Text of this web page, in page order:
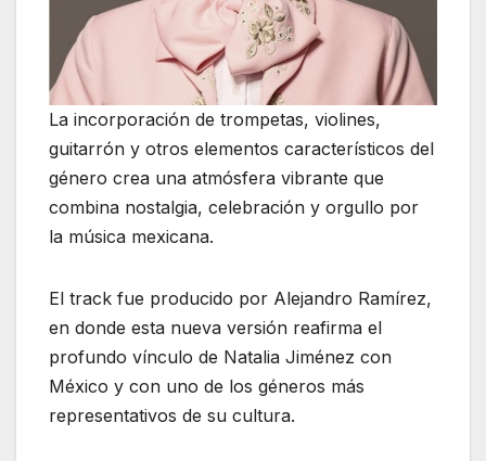
La incorporación de trompetas, violines,
guitarrón y otros elementos característicos del
género crea una atmósfera vibrante que
combina nostalgia, celebración y orgullo por
la música mexicana.
El track fue producido por Alejandro Ramírez,
en donde esta nueva versión reafirma el
profundo vínculo de Natalia Jiménez con
México y con uno de los géneros más
representativos de su cultura.